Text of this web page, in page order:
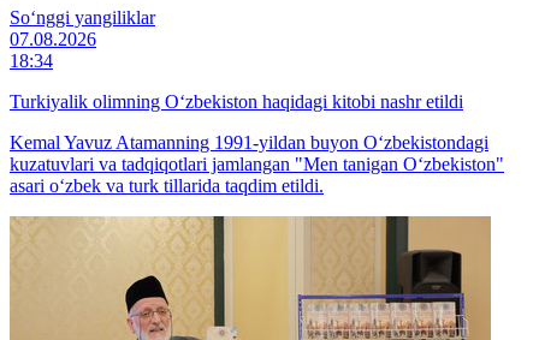
So‘nggi yangiliklar
07.08.2026
18:34
Turkiyalik olimning O‘zbekiston haqidagi kitobi nashr etildi
Kemal Yavuz Atamanning 1991-yildan buyon O‘zbekistondagi
kuzatuvlari va tadqiqotlari jamlangan "Men tanigan O‘zbekiston"
asari o‘zbek va turk tillarida taqdim etildi.